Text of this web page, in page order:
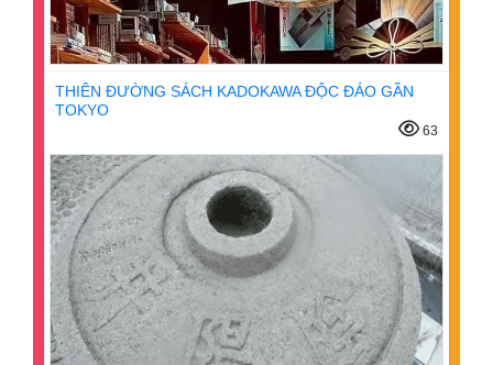
THIÊN ĐƯỜNG SÁCH KADOKAWA ĐỘC ĐÁO GẦN
TOKYO
63